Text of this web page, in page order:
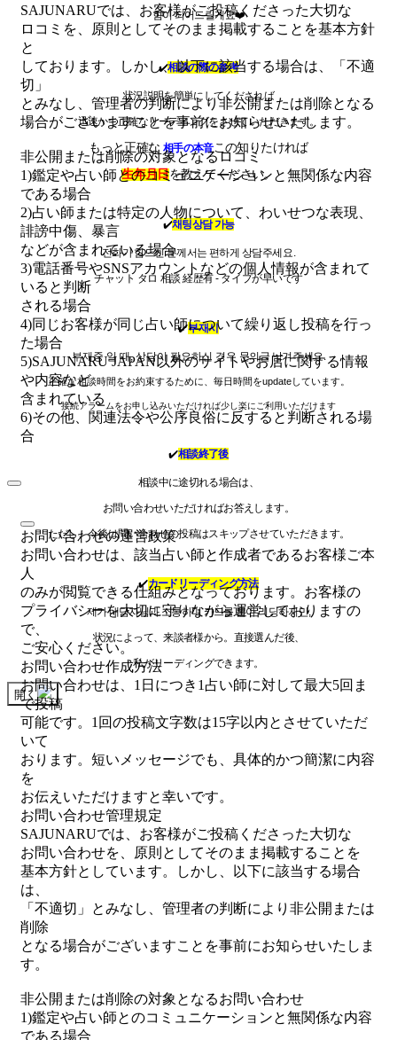
힘이 되어드릴게요❤️
✔️相談の際の参考
状況説明を簡単にしてくだされば
迅速かつ正確なリーディングをさせていただきます。
もっと正確な 相手の本音この知りたければ
生年月日を教えてください。
✔️채팅상담 가능
전화가 힘드신 분께서는 편하게 상담주세요.
チャット タロ 相談 経歴有 - タイプが早いです
✔️부재시
부재중 일 때, 상담이 필요하신 경우 문의글 남겨주세요.
正確な相談時間をお約束するために、毎日時間をupdateしています。
接続アラームをお申し込みいただければ少し楽にご利用いただけます
✔️相談終了後
相談中に途切れる場合は、
お問い合わせいただければお答えします。
ただし、今後は問い合わせの投稿はスキップさせていただきます。
✔️カードリーディング方法
제가 내담자님과 소통하며 카드를 뽑아 리딩하지만,
状況によって、来談者様から。 直接選んだ後、
私がリーディングできます。
開く
SAJUNARUでは、お客様がご投稿くださった大切な
ロコミを、原則としてそのまま掲載することを基本方針
と
しております。しかし、以下に該当する場合は、「不適
切」
とみなし、管理者の判断により非公開または削除となる
場合がございますことを事前にお知らせいたします。
非公開または削除の対象となるロコミ
1)鑑定や占い師とのコミュニケーションと無関係な内容
である場合
2)占い師または特定の人物について、わいせつな表現、
誹謗中傷、暴言
などが含まれている場合
3)電話番号やSNSアカウントなどの個人情報が含まれて
いると判断
される場合
4)同じお客様が同じ占い師について繰り返し投稿を行っ
た場合
5)SAJUNARU JAPAN以外のサイトやお店に関する情報
や内容など
含まれている
6)その他、関連法令や公序良俗に反すると判断される場
合
お問い合わせの運営政策
お問い合わせは、該当占い師と作成者であるお客様ご本
人
のみが閲覧できる仕組みとなっております。お客様の
プライバシーを大切に守りながら運営しておりますの
で、
ご安心ください。
お問い合わせ作成方法
お問い合わせは、1日につき1占い師に対して最大5回ま
で投稿
可能です。1回の投稿文字数は15字以内とさせていただ
いて
おります。短いメッセージでも、具体的かつ簡潔に内容
を
お伝えいただけますと幸いです。
お問い合わせ管理規定
SAJUNARUでは、お客様がご投稿くださった大切な
お問い合わせを、原則としてそのまま掲載することを
基本方針としています。しかし、以下に該当する場合
は、
「不適切」とみなし、管理者の判断により非公開または
削除
となる場合がございますことを事前にお知らせいたしま
す。
非公開または削除の対象となるお問い合わせ
1)鑑定や占い師とのコミュニケーションと無関係な内容
である場合